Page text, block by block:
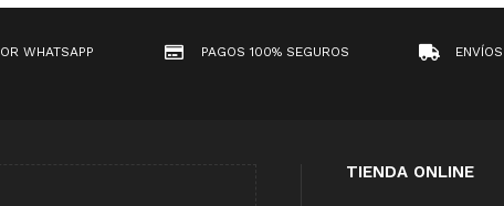
WHATSAPP PAGOS 100% SEGUROS
TIENDA ONLINE